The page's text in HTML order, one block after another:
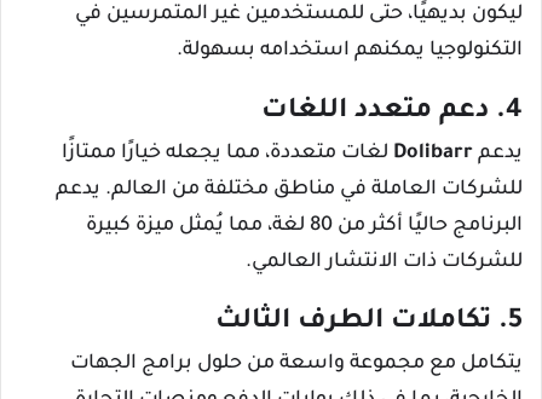
ليكون بديهيًا، حتى للمستخدمين غير المتمرسين في
التكنولوجيا يمكنهم استخدامه بسهولة.
4. دعم متعدد اللغات
يدعم Dolibarr لغات متعددة، مما يجعله خيارًا ممتازًا
للشركات العاملة في مناطق مختلفة من العالم. يدعم
البرنامج حاليًا أكثر من 80 لغة، مما يُمثل ميزة كبيرة
للشركات ذات الانتشار العالمي.
5. تكاملات الطرف الثالث
يتكامل مع مجموعة واسعة من حلول برامج الجهات